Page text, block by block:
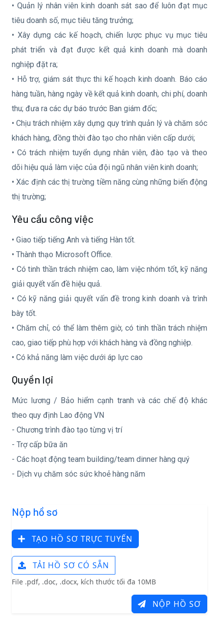
• Quản lý nhân viên kinh doanh sát sao để luôn đạt mục
tiêu doanh số, mục tiêu tăng trưởng;
• Xây dựng các kế hoạch, chiến lược phục vụ mục tiêu
phát triển và đạt được kết quả kinh doanh mà doanh
nghiệp đặt ra;
• Hỗ trợ, giám sát thực thi kế hoạch kinh doanh. Báo cáo
hàng tuần, hàng ngày về kết quả kinh doanh, chi phí, doanh
thu; đưa ra các dự báo trước Ban giám đốc;
• Chịu trách nhiệm xây dựng quy trình quản lý và chăm sóc
khách hàng, đồng thời đào tạo cho nhân viên cấp dưới;
• Có trách nhiệm tuyển dụng nhân viên, đào tạo và theo
dõi hiệu quả làm việc của đội ngũ nhân viên kinh doanh;
• Xác định các thị trường tiềm năng cùng những biến động
thị trường;
Yêu cầu công việc
• Giao tiếp tiếng Anh và tiếng Hàn tốt.
• Thành thạo Microsoft Office.
• Có tinh thần trách nhiệm cao, làm việc nhóm tốt, kỹ năng
giải quyết vấn đề hiệu quả.
• Có kỹ năng giải quyết vấn đề trong kinh doanh và trình
bày tốt.
• Chăm chỉ, có thể làm thêm giờ, có tinh thần trách nhiệm
cao, giao tiếp phù hợp với khách hàng và đồng nghiệp.
• Có khả năng làm việc dưới áp lực cao
Quyền lợi
Mức lương / Bảo hiểm cạnh tranh và các chế độ khác
theo quy định Lao động VN
- Chương trình đào tạo từng vị trí
- Trợ cấp bữa ăn
- Các hoạt động team building/team dinner hàng quý
- Dịch vụ chăm sóc sức khoẻ hàng năm
Nộp hồ sơ
TẠO HỒ SƠ TRỰC TUYẾN
TẢI HỒ SƠ CÓ SẴN
File .pdf, .doc, .docx, kích thước tối đa 10MB
NỘP HỒ SƠ